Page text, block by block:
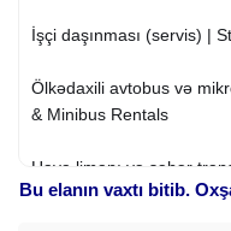
İşçi daşınması (servis) |
Ölkədaxili avtobus və
& Minibus Rentals
Hava limanı və şəhər
Bu elanın vaxtı bitib.